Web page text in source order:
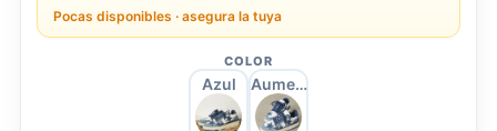
Pocas disponibles · asegura la tuya
COLOR
Azul Aumento en azul